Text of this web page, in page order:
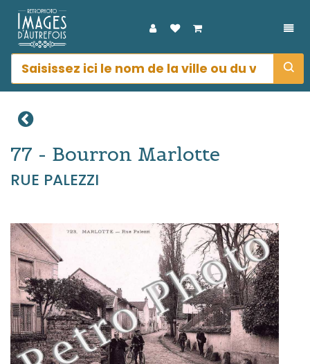
77 - Bourron Marlotte
RUE PALEZZI